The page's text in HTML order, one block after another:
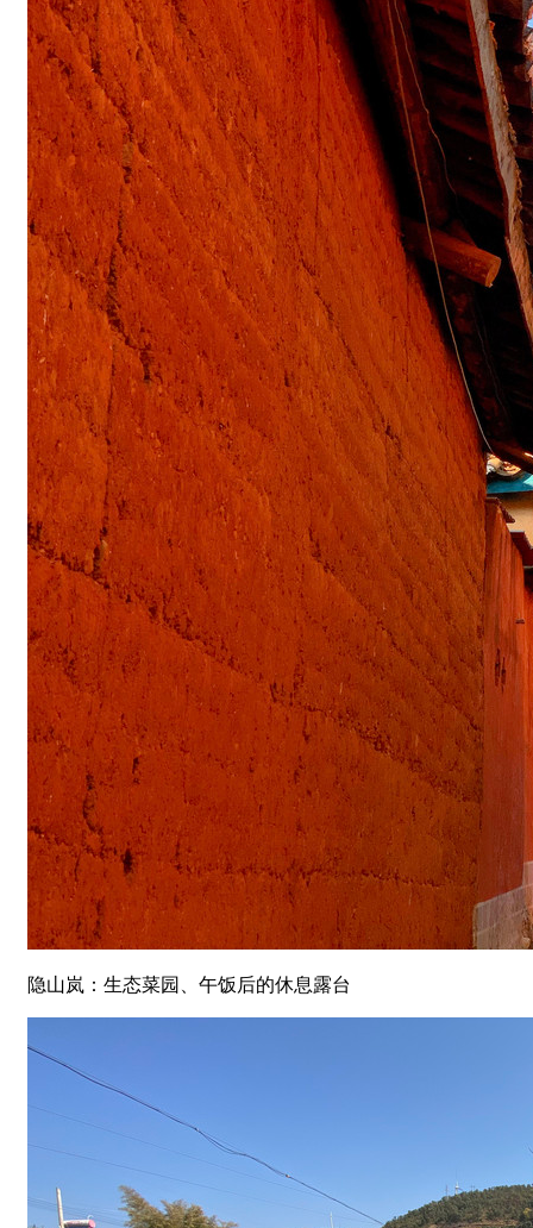
隐山岚：生态菜园、午饭后的休息露台